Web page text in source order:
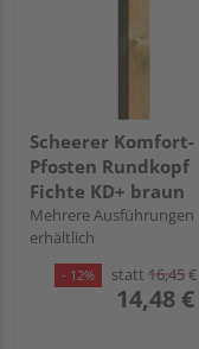
Scheerer Komfort-
Pfosten Rundkopf
Fichte KD+ braun
Mehrere Ausführungen
erhältlich
- 12% statt 16,45€
14,48 €